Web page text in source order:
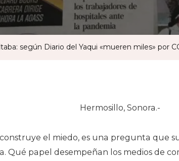
según Diario del Yaqui «mueren miles» por
Hermosillo, Sonora.-
el miedo, es una pregunta que
Qué papel desempeñan los medios de